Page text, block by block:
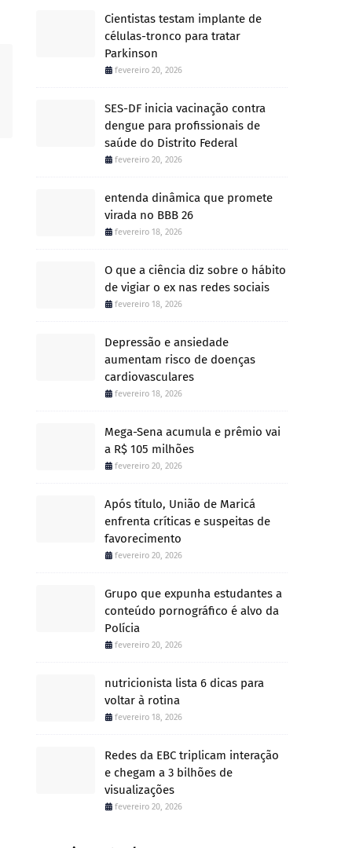
Cientistas testam implante de
células-tronco para tratar
Parkinson
fevereiro 20, 2026
SES-DF inicia vacinação contra
dengue para profissionais de
saúde do Distrito Federal
fevereiro 20, 2026
entenda dinâmica que promete
virada no BBB 26
fevereiro 18, 2026
O que a ciência diz sobre o hábito
de vigiar o ex nas redes sociais
fevereiro 18, 2026
Depressão e ansiedade
aumentam risco de doenças
cardiovasculares
fevereiro 18, 2026
Mega-Sena acumula e prêmio vai
a R$ 105 milhões
fevereiro 20, 2026
Após título, União de Maricá
enfrenta críticas e suspeitas de
favorecimento
fevereiro 20, 2026
Grupo que expunha estudantes a
conteúdo pornográfico é alvo da
Polícia
fevereiro 20, 2026
nutricionista lista 6 dicas para
voltar à rotina
fevereiro 18, 2026
Redes da EBC triplicam interação
e chegam a 3 bilhões de
visualizações
fevereiro 20, 2026